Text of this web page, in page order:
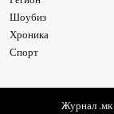
Шоубиз
Хроника
Спорт
Журнал